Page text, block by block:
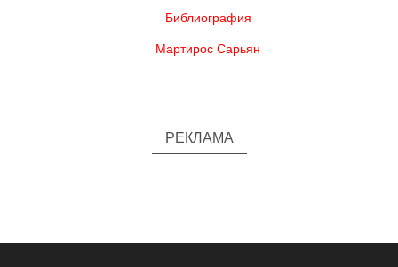
Библиография
Мартирос Сарьян
РЕКЛАМА